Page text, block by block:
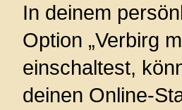
In deinem
Option „Verbirg
einschaltest,
deinen Online-